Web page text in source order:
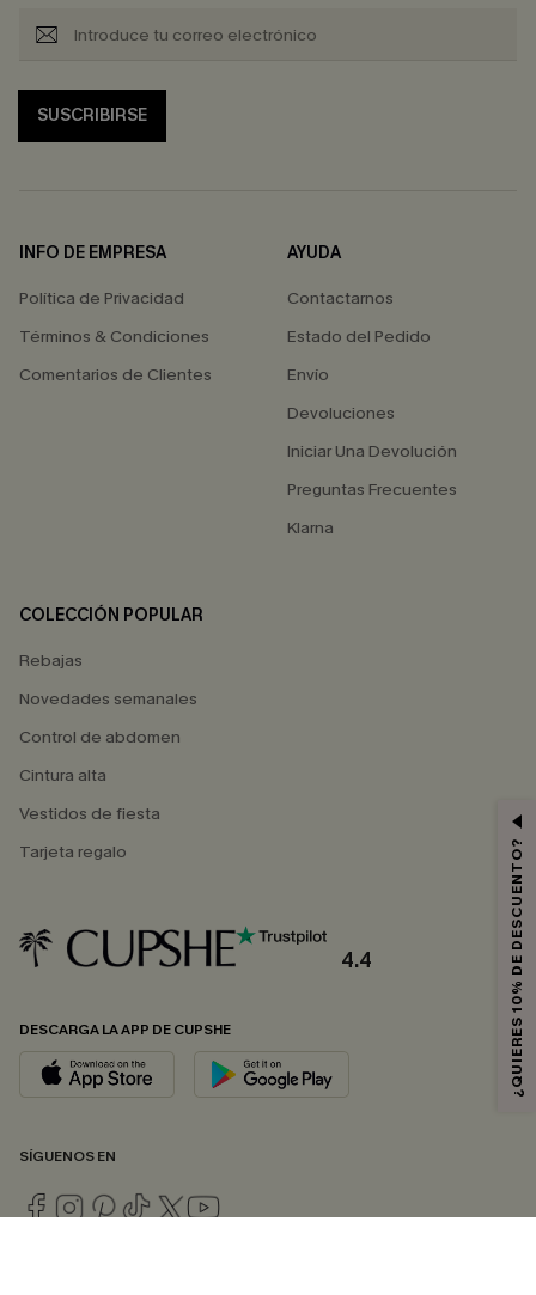
SUSCRIBIRSE
INFO DE EMPRESA
Política de Privacidad
Términos & Condiciones
Comentarios de Clientes
AYUDA
Contactarnos
Estado del Pedido
Envío
Devoluciones
Iniciar Una Devolución
Preguntas Frecuentes
Klarna
COLECCIÓN POPULAR
Rebajas
Novedades semanales
Control de abdomen
Cintura alta
Vestidos de fiesta
Tarjeta regalo
4.4
DESCARGA LA APP DE CUPSHE
SÍGUENOS EN
¿QUIERES 10% DE DESCUENTO?